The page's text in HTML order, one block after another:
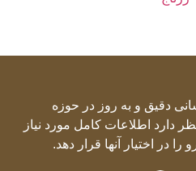
دقیق و به روز در حوزه
دارد اطلاعات کامل مورد نیاز
در اختیار آنها قرار دهد.